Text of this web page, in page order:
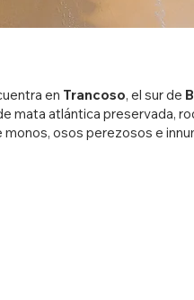
en Trancoso, el sur de
mata atlántica preservada,
osos perezosos e